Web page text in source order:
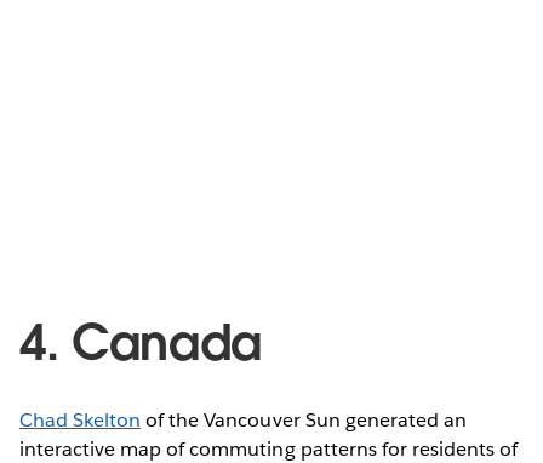
4. Canada
Chad Skelton of the Vancouver Sun generated an
interactive map of commuting patterns for residents of